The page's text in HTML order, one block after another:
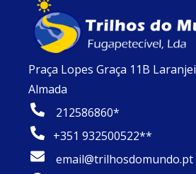
Praça Lopes Graça 11B
Almada
212586860*
+351 932500522**
email@trilhosdomundo.pt